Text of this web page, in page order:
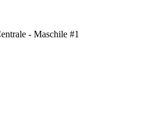
- Maschile #1